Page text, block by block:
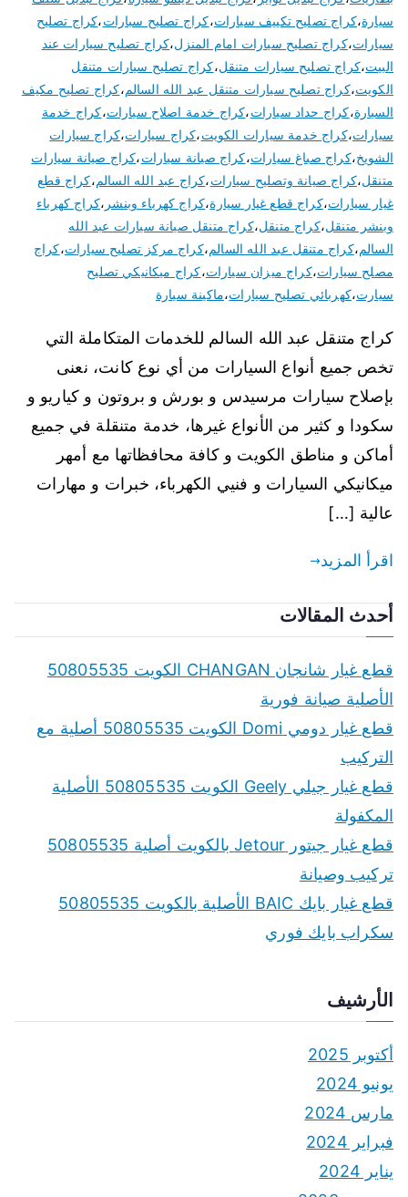
سيارة،كراج تصليح تكييف سيارات،كراج تصليح سبارات،كراج تصليح
سيارات،كراج تصليح سيارات امام المنزل،كراج تصليح سيارات عند
البيت،كراج تصليح سيارات متنقل،كراج تصليح سيارات متنقل
الكويت،كراج تصليح سيارات متنقل عبد الله السالم،كراج تصليح مكيف
السيارة،كراج حداد سيارات،كراج خدمة اصلاح سيارات،كراج خدمة
سيارات،كراج خدمة سيارات الكويت،كراج سيارات،كراج سيارات
الشويخ،كراج صباغ سيارات،كراج صيانة سيارات،كراج صيانة سيارات
متنقل،كراج صيانة وتصليح سيارات،كراج عبد الله السالم،كراج قطع
غيار سيارات،كراج قطع غيار سيارة،كراج كهرباء وبنشر ،كراج كهرباء
وبنشر متنقل،كراج متنقل،كراج متنقل صيانة سيارات عبد الله
السالم،كراج متنقل عبد الله السالم،كراج مركز تصليح سيارات،كراج
مصلح سيارات،كراج ميزان سيارات،كراج ميكانيكي تصليح
سيارت،كهربائي تصليح سيارات،ماكينة سيارة
كراج متنقل عبد الله السالم للخدمات المتكاملة التي
تخص جميع أنواع السيارات من أي نوع كانت، نعنى
بإصلاح سيارات مرسيدس و بورش و بروتون و كياريو و
سكودا و كثير من الأنواع غيرها، خدمة متنقلة في جميع
أماكن و مناطق الكويت و كافة محافظاتها مع أمهر
ميكانيكي السيارات و فنيي الكهرباء، خبرات و مهارات
عالية […]
اقرأ المزيد
أحدث المقالات
قطع غيار شانجان CHANGAN الكويت 50805535
الأصلية صيانة فورية
قطع غيار دومي Domi الكويت 50805535 أصلية مع
التركيب
قطع غيار جيلي Geely الكويت 50805535 الأصلية
المكفولة
قطع غيار جيتور Jetour بالكويت أصلية 50805535
تركيب وصيانة
قطع غيار بايك BAIC الأصلية بالكويت 50805535
سكراب بايك فوري
الأرشيف
أكتوبر 2025
يونيو 2024
مارس 2024
فبراير 2024
يناير 2024